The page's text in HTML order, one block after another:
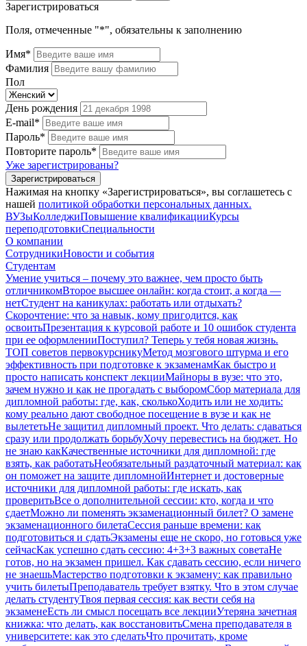
Зарегистрироваться
Поля, отмеченные "*", обязательны к заполнению
Имя*
Фамилия
Пол
День рождения
E-mail*
Пароль*
Повторите пароль*
Уже зарегистрированы?
Зарегистрироваться
Нажимая на кнопку «Зарегистрироваться», вы соглашетесь с
нашей политикой обработки персональных данных.
ВУЗыКолледжиПовышение квалификацииКурсы
переподготовкиСпециальности
О компании
СотрудникиНовости и события
Студентам
Умение учиться – почему это важнее, чем просто быть
отличникомВторое высшее онлайн: когда стоит, а когда —
нетСтудент на каникулах: работать или отдыхать?
Скорочтение: что за навык, кому пригодится, как
освоитьПрезентация к курсовой работе и 10 ошибок студента
при ее оформленииПоступил? Теперь у тебя новая жизнь.
ТОП советов первокурсникуМетод мозгового штурма и его
эффективность при подготовке к экзаменамКак быстро и
просто написать конспект лекцииМайноры в вузе: что это,
зачем нужно и как не прогадать с выборомСбор материала для
дипломной работы: где, как, сколькоХодить или не ходить:
кому реально дают свободное посещение в вузе и как не
вылететьНе защитил дипломный проект. Что делать: сдаваться
сразу или продолжать борьбуХочу перевестись на бюджет. Но
не знаю какКачественные источники для дипломной: где
взять, как работатьНеобязательный раздаточный материал: как
он поможет на защите дипломнойИнтернет и достоверные
источники для дипломной работы: где искать, как
проверитьВсе о дополнительной сессии: кто, когда и что
сдаетМожно ли поменять экзаменационный билет? О замене
экзаменационного билетаСессия раньше времени: как
подготовиться и сдатьЭкзамены еще не скоро, но готовься уже
сейчасКак успешно сдать сессию: 4+3+3 важных советаНе
готов, но на экзамен пришел. Как сдавать сессию, если ничего
не знаешьМастерство подготовки к экзамену: как правильно
учить билетыПреподаватель требует взятку. Что в этом случае
делать студентуТвоя первая сессия: как вести себя на
экзаменеЕсть ли смысл посещать все лекцииУтеряна зачетная
книжка: что делать, как восстановитьСмена преподавателя в
университете: как это сделатьЧто прочитать, кроме